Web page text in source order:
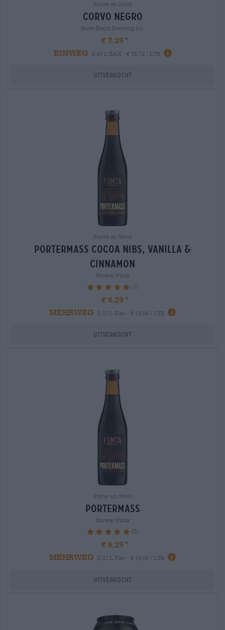
Porter en Stout
corvo negro
Novo Brazil Brewing Co.
€ 7,39
EINWEG
0,47 L KAN - € 15,72 / LTR
Uitverkocht
Porter en Stout
portermass cocoa nibs, vanilla &
cinnamon
Browar Pinta
100% (1)
€ 6,29
MEHRWEG
0,33 L Fles - € 19,06 / LTR
Uitverkocht
Porter en Stout
portermass
Browar Pinta
100% (2)
€ 6,29
MEHRWEG
0,33 L Fles - € 19,06 / LTR
Uitverkocht